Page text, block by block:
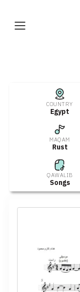
COUNTRY
Egypt
MAQAM
Rust
QAWALIB
Songs